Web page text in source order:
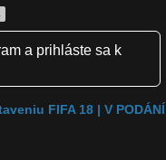
a prihláste sa k
FIFA 18 | V PODÁNÍ